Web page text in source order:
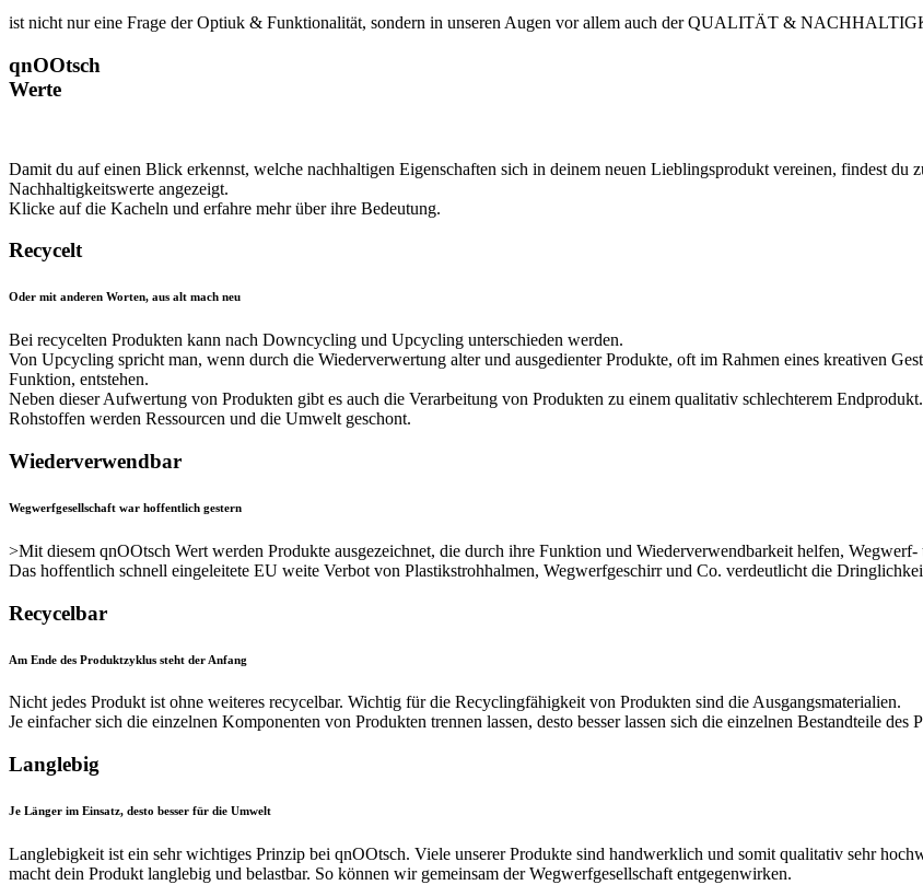
ist nicht nur eine Frage der Optiuk & Funktionalität, sondern in unseren Augen vor allem auch der QUALITÄT &
qnOOtsch
Werte
Damit du auf einen Blick erkennst, welche nachhaltigen Eigenschaften sich in deinem neuen Lieblingsprodukt vereinen, findest du
Nachhaltigkeitswerte angezeigt.
Klicke auf die Kacheln und erfahre mehr über ihre Bedeutung.
Recycelt
Oder mit anderen Worten, aus alt mach neu
Bei recycelten Produkten kann nach Downcycling und Upcycling unterschieden werden.
Von Upcycling spricht man, wenn durch die Wiederverwertung alter und ausgedienter Produkte, oft im Rahmen eines kreativen
Funktion, entstehen.
Neben dieser Aufwertung von Produkten gibt es auch die Verarbeitung von Produkten zu einem qualitativ schlechterem
Rohstoffen werden Ressourcen und die Umwelt geschont.
Wiederverwendbar
Wegwerfgesellschaft war hoffentlich gestern
>Mit diesem qnOOtsch Wert werden Produkte ausgezeichnet, die durch ihre Funktion und Wiederverwendbarkeit helfen, Wegwerf-
Das hoffentlich schnell eingeleitete EU weite Verbot von Plastikstrohhalmen, Wegwerfgeschirr und Co. verdeutlicht die
Recycelbar
Am Ende des Produktzyklus steht der Anfang
Nicht jedes Produkt ist ohne weiteres recycelbar. Wichtig für die Recyclingfähigkeit von Produkten sind die Ausgangsmaterialien.
Je einfacher sich die einzelnen Komponenten von Produkten trennen lassen, desto besser lassen sich die einzelnen Bestandteile
Langlebig
Je Länger im Einsatz, desto besser für die Umwelt
Langlebigkeit ist ein sehr wichtiges Prinzip bei qnOOtsch. Viele unserer Produkte sind handwerklich und somit qualitativ sehr
macht dein Produkt langlebig und belastbar. So können wir gemeinsam der Wegwerfgesellschaft entgegenwirken.